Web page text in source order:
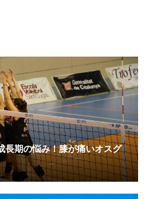
長期の悩み！膝が痛いオスグ